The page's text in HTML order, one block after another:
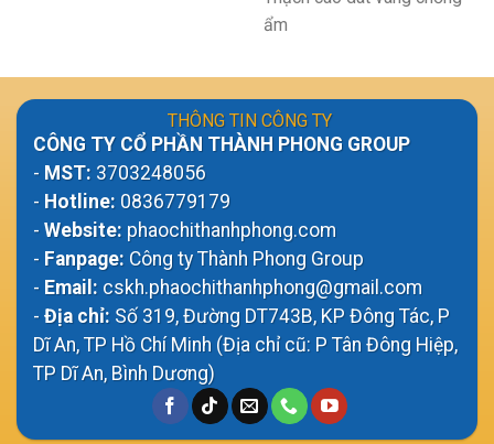
ẩm
THÔNG TIN CÔNG TY
CÔNG TY CỔ PHẦN THÀNH PHONG GROUP
- MST: 3703248056
- Hotline: 0836779179
- Website: phaochithanhphong.com
- Fanpage: Công ty Thành Phong Group
- Email: cskh.phaochithanhphong@gmail.com
- Địa chỉ: Số 319, Đường DT743B, KP Đông Tác, P
Dĩ An, TP Hồ Chí Minh (Địa chỉ cũ: P Tân Đông Hiệp,
TP Dĩ An, Bình Dương)